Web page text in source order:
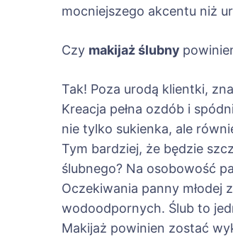
mocniejszego akcentu niż
Czy makijaż ślubny
Tak! Poza urodą klientki,
Kreacja pełna ozdób i
nie tylko sukienka, ale
Tym bardziej, że będzie
ślubnego? Na osobowość
Oczekiwania panny
wodoodpornych. Ślub to
Makijaż powinien zostać